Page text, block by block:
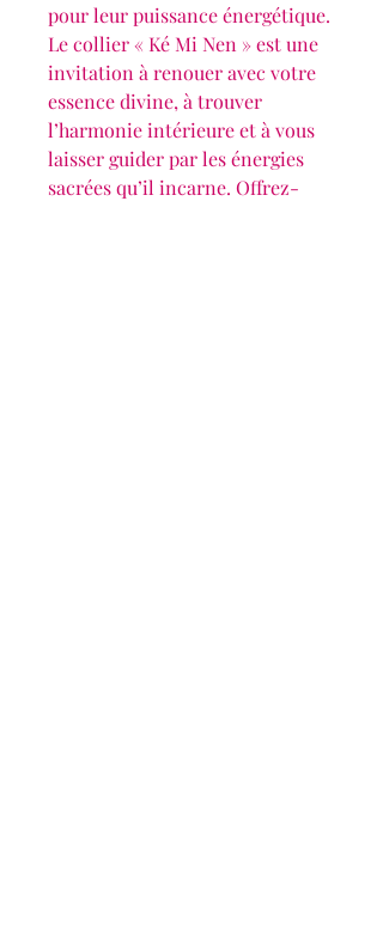
pour leur puissance énergétique.
Le collier « Ké Mi Nen » est une
invitation à renouer avec votre
essence divine, à trouver
l’harmonie intérieure et à vous
laisser guider par les énergies
sacrées qu’il incarne. Offrez-